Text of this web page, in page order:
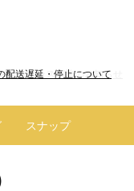
テナンス実施のお知らせ
スナップ